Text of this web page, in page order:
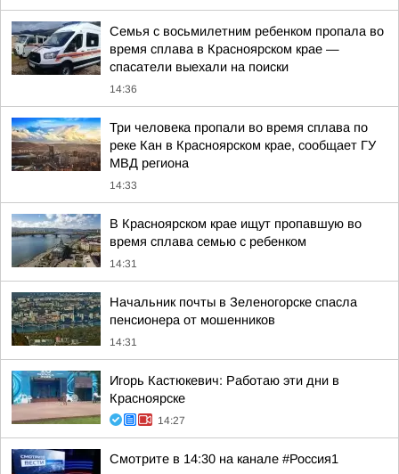
Семья с восьмилетним ребенком пропала во
время сплава в Красноярском крае —
спасатели выехали на поиски
14:36
Три человека пропали во время сплава по
реке Кан в Красноярском крае, сообщает ГУ
МВД региона
14:33
В Красноярском крае ищут пропавшую во
время сплава семью с ребенком
14:31
Начальник почты в Зеленогорске спасла
пенсионера от мошенников
14:31
Игорь Кастюкевич: Работаю эти дни в
Красноярске
14:27
Смотрите в 14:30 на канале #Россия1